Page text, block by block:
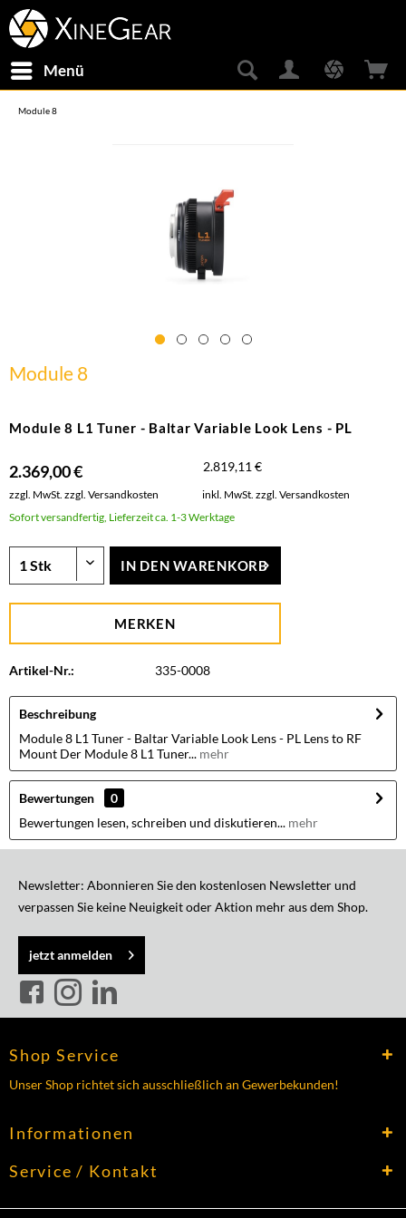
Menü
Module 8
Module 8
Module 8 L1 Tuner - Baltar Variable Look Lens - PL
2.369,00 € 2.819,11 €
zzgl. MwSt. zzgl. Versandkosten inkl. MwSt. zzgl. Versandkosten
Sofort versandfertig, Lieferzeit ca. 1-3 Werktage
IN DEN WARENKORB
MERKEN
Artikel-Nr.: 335-0008
Beschreibung
Module 8 L1 Tuner - Baltar Variable Look Lens - PL Lens to RF
Mount Der Module 8 L1 Tuner... mehr
Bewertungen
0
Bewertungen lesen, schreiben und diskutieren... mehr
Newsletter: Abonnieren Sie den kostenlosen Newsletter und
verpassen Sie keine Neuigkeit oder Aktion mehr aus dem Shop.
jetzt anmelden
Shop Service
Unser Shop richtet sich ausschließlich an Gewerbekunden!
Informationen
Service / Kontakt